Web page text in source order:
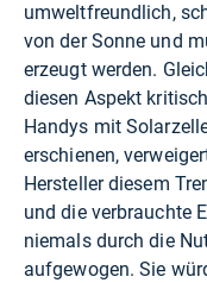
umweltfreundlich,
von der Sonne und
erzeugt werden.
diesen Aspekt
Handys mit
erschienen,
Hersteller diesem
und die verbrauchte
niemals durch die
aufgewogen. Sie